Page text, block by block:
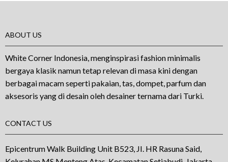
ABOUT US
White Corner Indonesia, menginspirasi fashion minimalis
bergaya klasik namun tetap relevan di masa kini dengan
berbagai macam seperti pakaian, tas, dompet, parfum dan
aksesoris yang di desain oleh desainer ternama dari Turki.
CONTACT US
Epicentrum Walk Building Unit B523, JI. HR Rasuna Said,